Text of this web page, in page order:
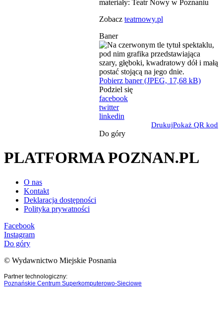
materiały: Teatr Nowy w Poznaniu
Zobacz teatrnowy.pl
Baner
Pobierz baner (JPEG, 17,68 kB)
Podziel się
facebook
twitter
linkedin
DrukujPokaż QR kod
Do góry
PLATFORMA POZNAN.PL
O nas
Kontakt
Deklaracja dostępności
Polityka prywatności
Facebook
Instagram
Do góry
© Wydawnictwo Miejskie Posnania
Partner technologiczny:
Poznańskie Centrum Superkomputerowo-Sieciowe